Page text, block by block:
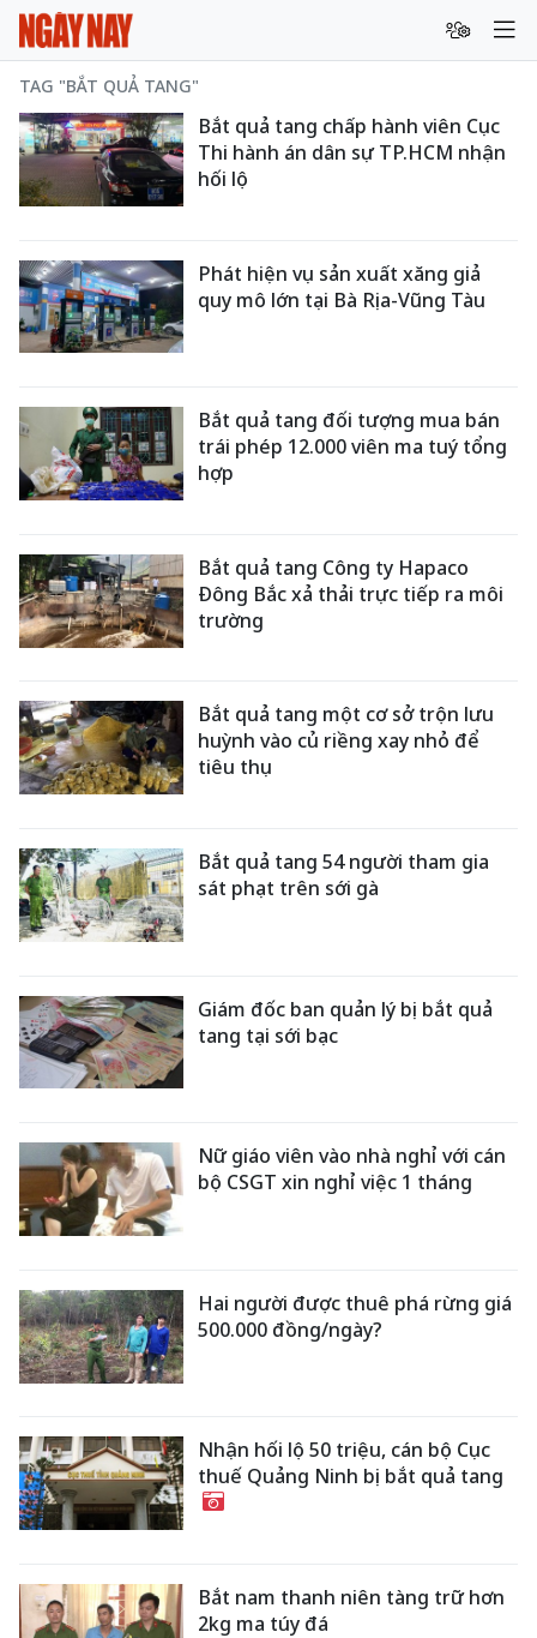
TAG "BẮT QUẢ TANG"
Bắt quả tang chấp hành viên Cục
Thi hành án dân sự TP.HCM nhận
hối lộ
Phát hiện vụ sản xuất xăng giả
quy mô lớn tại Bà Rịa-Vũng Tàu
Bắt quả tang đối tượng mua bán
trái phép 12.000 viên ma tuý tổng
hợp
Bắt quả tang Công ty Hapaco
Đông Bắc xả thải trực tiếp ra môi
trường
Bắt quả tang một cơ sở trộn lưu
huỳnh vào củ riềng xay nhỏ để
tiêu thụ
Bắt quả tang 54 người tham gia
sát phạt trên sới gà
Giám đốc ban quản lý bị bắt quả
tang tại sới bạc
Nữ giáo viên vào nhà nghỉ với cán
bộ CSGT xin nghỉ việc 1 tháng
Hai người được thuê phá rừng giá
500.000 đồng/ngày?
Nhận hối lộ 50 triệu, cán bộ Cục
thuế Quảng Ninh bị bắt quả tang
Bắt nam thanh niên tàng trữ hơn
2kg ma túy đá